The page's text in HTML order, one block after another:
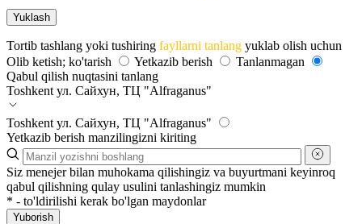
Tortib tashlang yoki tushiring fayllarni tanlang yuklab olish uchun
Olib ketish; ko'tarish
Yetkazib berish
Tanlanmagan
Qabul qilish nuqtasini tanlang
Toshkent ул. Сайхун, ТЦ "Alfraganus"
Toshkent ул. Сайхун, ТЦ "Alfraganus"
Yetkazib berish manzilingizni kiriting
Siz menejer bilan muhokama qilishingiz va buyurtmani keyinroq
qabul qilishning qulay usulini tanlashingiz mumkin
* - to'ldirilishi kerak bo'lgan maydonlar
Yuborish